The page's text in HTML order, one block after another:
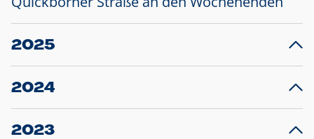
2025
23.12.2025
Projekt S5: Start der Bauarbeiten am
2024
10.12.2024
Großprojekt S5: Sperrung der Bahnstraße in
2023